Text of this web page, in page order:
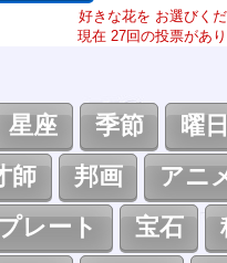
好きな花を お選びくだ
現在 27回の投票があり
星座 季節 曜日
師 邦画 アニ
レート
宝石